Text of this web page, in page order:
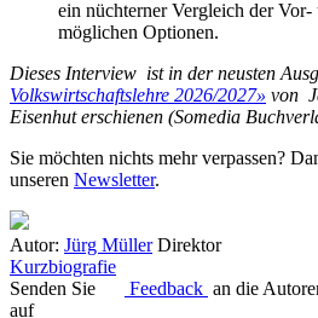
ein nüchterner Vergleich der
möglichen Optionen.
Dieses Interview ist in der neusten
Volkswirtschaftslehre 2026/2027» von
Eisenhut erschienen (Somedia
Sie möchten nichts mehr verpassen?
unseren Newsletter.
Autor: Jürg Müller Direktor
Kurzbiografie
Senden Sie
Feedback an die
auf